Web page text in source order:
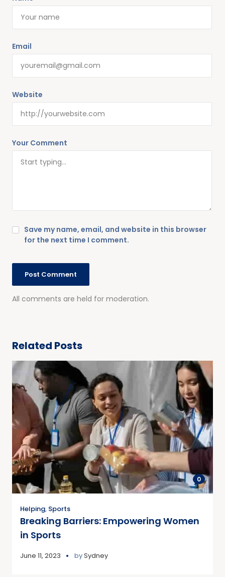
Your Comment
All comments are held for moderation.
Email
Website
Save my name, email, and website in this browser
for the next time I comment.
Related Posts
0
Helping, Sports
Breaking Barriers: Empowering Women
in Sports
June 11, 2023 bySydney